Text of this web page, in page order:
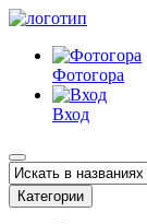
Фотогора
Вход
Категории